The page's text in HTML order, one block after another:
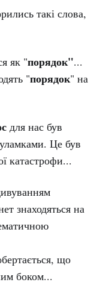
такі слова,
як "порядок"...
"порядок" на
для нас був
Це був
катастрофи...
знаходяться на
що
боком...